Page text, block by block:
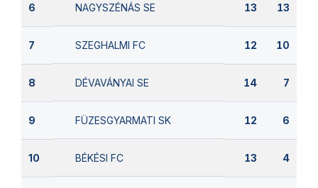
6 NAGYSZÉNÁS SE 13 13
7 SZEGHALMI FC 12 10
8 DÉVAVÁNYAI SE 14 7
9 FÜZESGYARMATI SK 12 6
10 BÉKÉSI FC 13 4